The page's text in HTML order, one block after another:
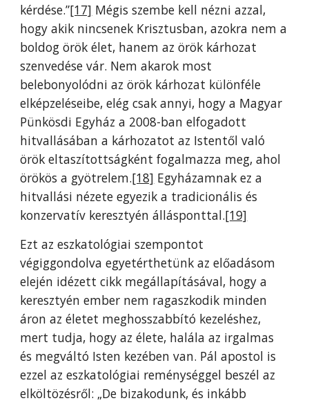
kérdése.”[17] Mégis szembe kell nézni azzal,
hogy akik nincsenek Krisztusban, azokra nem a
boldog örök élet, hanem az örök kárhozat
szenvedése vár. Nem akarok most
belebonyolódni az örök kárhozat különféle
elképzeléseibe, elég csak annyi, hogy a Magyar
Pünkösdi Egyház a 2008-ban elfogadott
hitvallásában a kárhozatot az Istentől való
örök eltaszítottságként fogalmazza meg, ahol
örökös a gyötrelem.[18] Egyházamnak ez a
hitvallási nézete egyezik a tradicionális és
konzervatív keresztyén állásponttal.[19]
Ezt az eszkatológiai szempontot
végiggondolva egyetérthetünk az előadásom
elején idézett cikk megállapításával, hogy a
keresztyén ember nem ragaszkodik minden
áron az életet meghosszabbító kezeléshez,
mert tudja, hogy az élete, halála az irgalmas
és megváltó Isten kezében van. Pál apostol is
ezzel az eszkatológiai reménységgel beszél az
elköltözésről: „De bizakodunk, és inkább